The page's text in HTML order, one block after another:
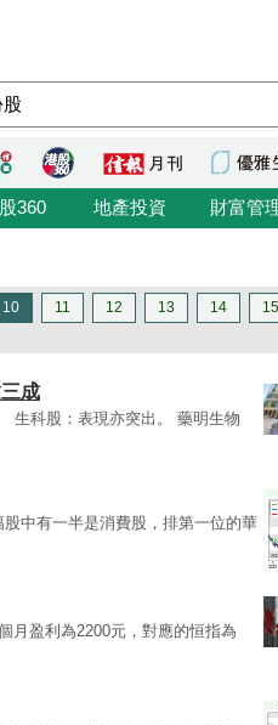
360 地產投資 財富管
10 11 12 13 14 15
成
生科股：表現亦突出。 藥明生物
中有一半是消費股，排第一位的華
月盈利為2200元，對應的恒指為